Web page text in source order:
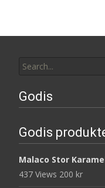
for:
Godis
Godis
Malaco Stor
437 Views 200 kr